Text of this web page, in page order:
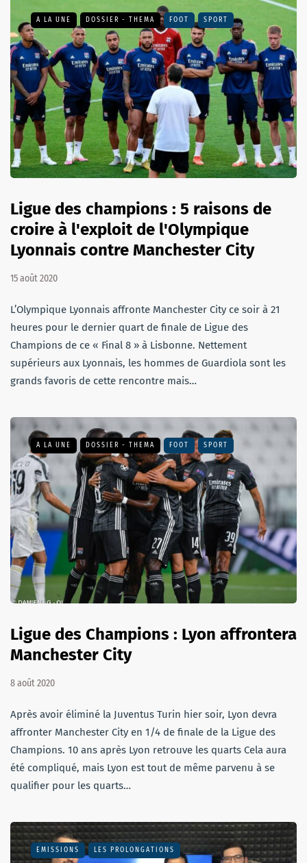
A LA UNE DOSSIER - THEMA FOOT SPORT
Ligue des champions : 5 raisons de
croire à l'exploit de l'Olympique
Lyonnais contre Manchester City
15 août 2020
L’Olympique Lyonnais affronte Manchester City ce soir à 21
heures pour le dernier quart de finale de Ligue des
Champions de ce « Final 8 » à Lisbonne. Nettement
supérieurs aux Lyonnais, les hommes de Guardiola sont les
grands favoris de cette rencontre mais…
A LA UNE DOSSIER - THEMA FOOT SPORT
Ligue des Champions : Lyon affrontera
Manchester City
8 août 2020
Après avoir éliminé la Juventus Turin hier soir, Lyon devra
affronter Manchester City en 1/4 de finale de la Ligue des
Champions. 10 ans après Lyon retrouve les quarts Cela aura
été compliqué, mais Lyon est tout de même parvenu à se
qualifier pour les quarts…
EMISSIONS LES PROLONGATIONS